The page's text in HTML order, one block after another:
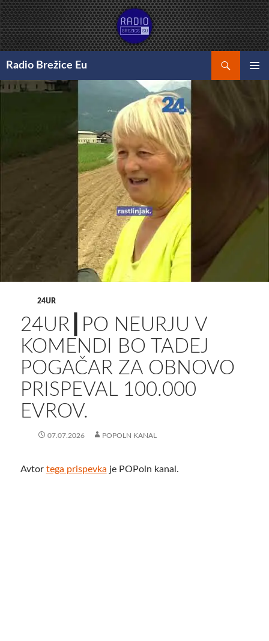
Preskoči
na
vsebino
Radio Brežice Eu
24UR
24UR┃PO NEURJU V
KOMENDI BO TADEJ
POGAČAR ZA OBNOVO
PRISPEVAL 100.000
EVROV.
07.07.2026 POPOLN KANAL
Avtor tega prispevka je POPoln kanal.